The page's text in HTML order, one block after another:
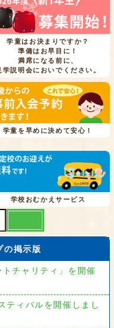
学童はお決まりですか？
準備はお早目に！
満席になる前に、
学説明会においでください。
学童を早めに決めて安心！
学校おむかえサービス
の掲示版
チャリティ」を開催
ティバルを開催しまし